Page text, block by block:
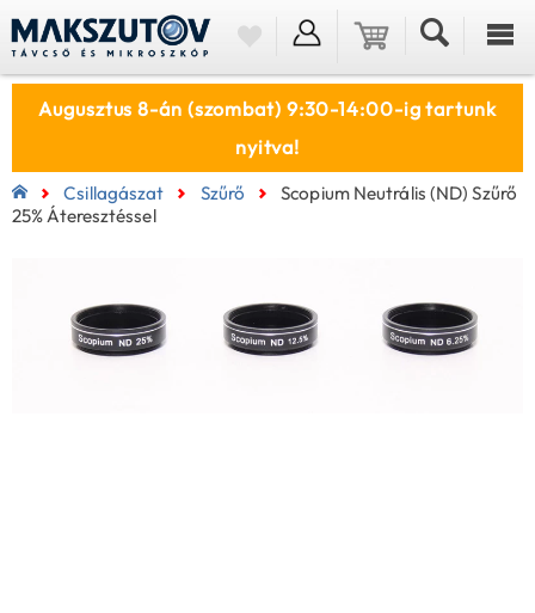
Augusztus 8-án (szombat) 9:30-14:00-ig tartunk
nyitva!
Csillagászat Szűrő
Scopium Neutrális (ND) Szűrő
25% Áteresztéssel